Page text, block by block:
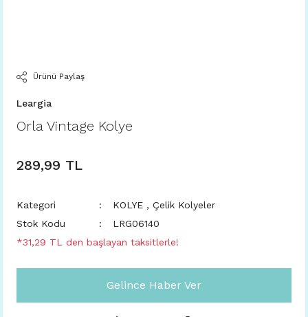
Ürünü Paylaş
Leargia
Orla Vintage Kolye
289,99 TL
Kategori KOLYE , Çelik Kolyeler
Stok Kodu
LRG06140
*31,29 TL den başlayan taksitlerle!
Gelince Haber Ver